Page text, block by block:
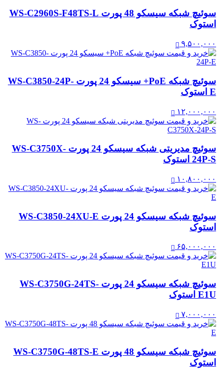
سوئیچ شبکه سیسکو 48 پورت WS-C2960S-F48TS-L
استوک
۹,۵۰۰,۰۰۰
سوئیچ شبکه PoE+ سیسکو 24 پورت WS-C3850-24P-
E استوک
۱۲,۰۰۰,۰۰۰
سوئیچ مدیریتی شبکه سیسکو 24 پورت WS-C3750X-
24P-S استوک
۱۰,۸۰۰,۰۰۰
سوئیچ شبکه سیسکو 24 پورت WS-C3850-24XU-E
استوک
۶۵,۰۰۰,۰۰۰
سوئیچ شبکه سیسکو 24 پورت WS-C3750G-24TS-
E1U استوک
۷,۰۰۰,۰۰۰
سوئیچ شبکه سیسکو 48 پورت WS-C3750G-48TS-E
استوک